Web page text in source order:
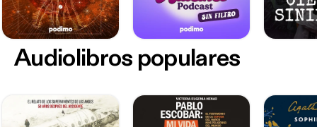
Audiolibros populares